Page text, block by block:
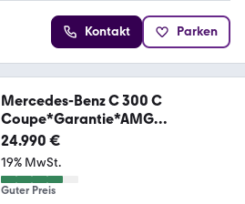
Kontakt Parken
Mercedes-Benz C 300 C
Coupe*Garantie*AMG
Line*Diamantgrill*LED
24.990 €
19% MwSt.
Guter Preis